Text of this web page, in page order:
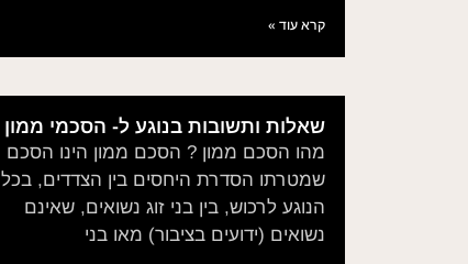
קרא עוד »
שאלות ותשובות בנוגע ל- הסכמי ממון
מהו הסכם ממון ? הסכם ממון הינו הסכם
שמטרתו הסדרת היחסים בין הצדדים, בכל
הנוגע לרכוש, בין בני זוג נשואים, שאינם
נשואים (ידועים בציבור) מאו בני